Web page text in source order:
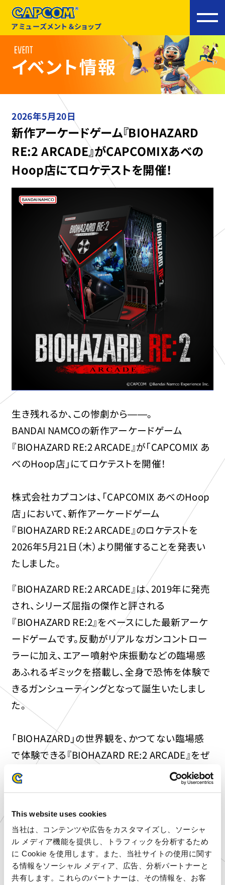
This website uses cookies
当社は、コンテンツや広告をカスタマイズし、ソーシャ
ル メディア機能を提供し、トラフィックを分析するため
に Cookie を使用します。また、当社サイトの使用に関す
る情報をソーシャル メディア、広告、分析パートナーと
共有します。これらのパートナーは、その情報を、お客
アミューズメント＆ショップ
2026年5月20日
新作アーケードゲーム『BIOHAZARD
RE:2 ARCADE』がCAPCOMIXあべの
Hoop店にてロケテストを開催！
生き残れるか、この惨劇から――。
BANDAI NAMCOの新作アーケードゲーム
『BIOHAZARD RE:2 ARCADE』が「CAPCOMIX あ
べのHoop店」にてロケテストを開催！
株式会社カプコンは、「CAPCOMIX あべのHoop
店」において、新作アーケードゲーム
『BIOHAZARD RE:2 ARCADE』のロケテストを
2026年5月21日（木）より開催することを発表い
たしました。
『BIOHAZARD RE:2 ARCADE』は、2019年に発売
され、シリーズ屈指の傑作と評される
『BIOHAZARD RE:2』をベースにした最新アーケ
ードゲームです。反動がリアルなガンコントロー
ラーに加え、エアー噴射や床振動などの臨場感
あふれるギミックを搭載し、全身で恐怖を体験で
きるガンシューティングとなって誕生いたしまし
た。
「BIOHAZARD」の世界観を、かつてない臨場感
で体験できる『BIOHAZARD RE:2 ARCADE』をぜ
ひご体験ください。
https://bandainamco-
am.co.jp/am/vg/re2ac/
ロケテスト情報